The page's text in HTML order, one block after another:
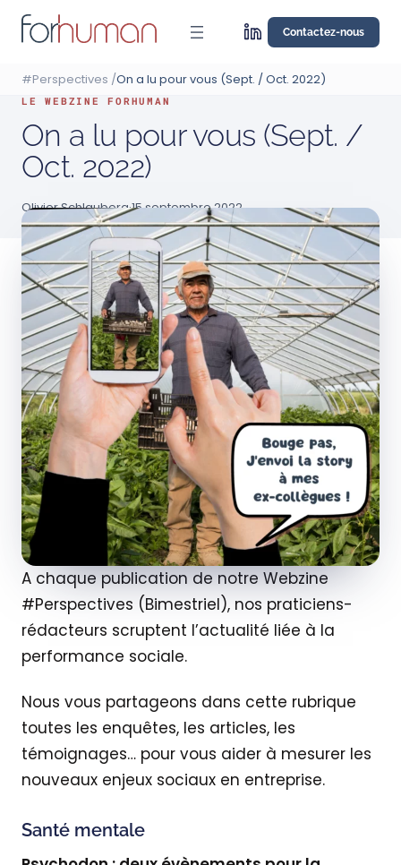
Aller
Contactez-nous
#Perspectives /On a lu pour vous (Sept. / Oct. 2022)
LE WEBZINE FORHUMAN
On a lu pour vous (Sept. /
Oct. 2022)
Olivier Schlauberg·15 septembre 2022
A chaque publication de notre Webzine
#Perspectives (Bimestriel), nos praticiens-
rédacteurs scruptent l’actualité liée à la
performance sociale.
Nous vous partageons dans cette rubrique
toutes les enquêtes, les articles, les
témoignages… pour vous aider à mesurer les
nouveaux enjeux sociaux en entreprise.
Santé mentale